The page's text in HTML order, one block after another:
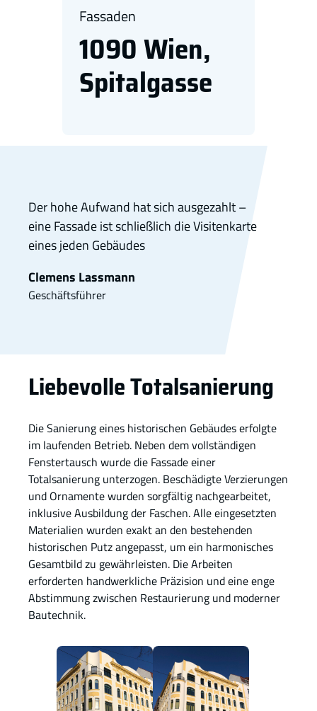
Fassaden
1090 Wien,
Spitalgasse
Der hohe Aufwand hat sich ausgezahlt –
eine Fassade ist schließlich die Visitenkarte
eines jeden Gebäudes
Clemens Lassmann
Geschäftsführer
Liebevolle Totalsanierung
Die Sanierung eines historischen Gebäudes erfolgte
im laufenden Betrieb. Neben dem vollständigen
Fenstertausch wurde die Fassade einer
Totalsanierung unterzogen. Beschädigte Verzierungen
und Ornamente wurden sorgfältig nachgearbeitet,
inklusive Ausbildung der Faschen. Alle eingesetzten
Materialien wurden exakt an den bestehenden
historischen Putz angepasst, um ein harmonisches
Gesamtbild zu gewährleisten. Die Arbeiten
erforderten handwerkliche Präzision und eine enge
Abstimmung zwischen Restaurierung und moderner
Bautechnik.